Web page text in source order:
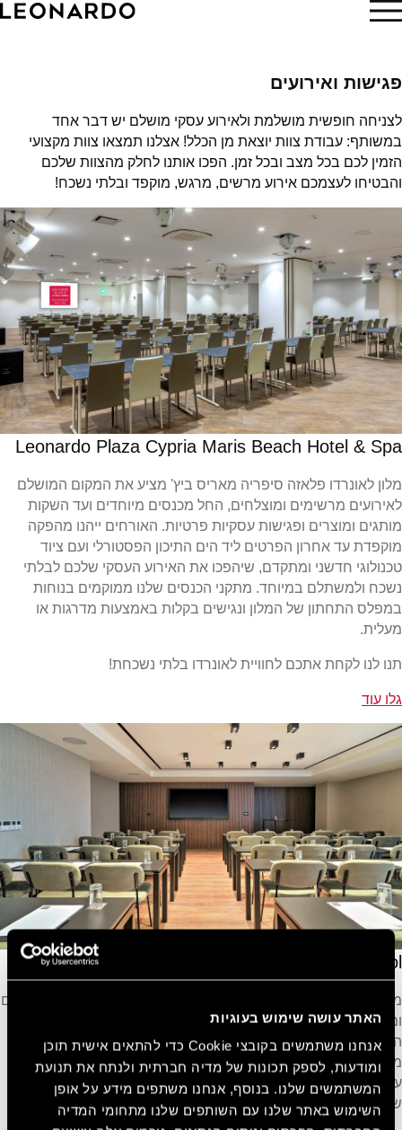
האתר עושה שימוש בעוגיות
אנחנו משתמשים בקובצי Cookie כדי להתאים אישית תוכן
ומודעות, לספק תכונות של מדיה חברתית ולנתח את תנועת
המשתמשים שלנו. בנוסף, אנחנו משתפים מידע על אופן
השימוש באתר שלנו עם השותפים שלנו מתחומי המדיה
פגישות ואירועים
לצניחה חופשית מושלמת ולאירוע עסקי מושלם יש דבר אחד
במשותף: עבודת צוות יוצאת מן הכלל! אצלנו תמצאו צוות מקצועי
הזמין לכם בכל מצב ובכל זמן. הפכו אותנו לחלק מהצוות שלכם
והבטיחו לעצמכם אירוע מרשים, מרגש, מוקפד ובלתי נשכח!
Leonardo Plaza Cypria Maris Beach Hotel & Spa
מלון לאונרדו פלאזה סיפריה מאריס ביץ' מציע את המקום המושלם
לאירועים מרשימים ומוצלחים, החל מכנסים מיוחדים ועד השקות
מותגים ומוצרים ופגישות עסקיות פרטיות. האורחים ייהנו מהפקה
מוקפדת עד אחרון הפרטים ליד הים התיכון הפסטורלי ועם ציוד
טכנולוגי חדשני ומתקדם, שיהפכו את האירוע העסקי שלכם לבלתי
נשכח ולמשתלם במיוחד. מתקני הכנסים שלנו ממוקמים בנוחות
במפלס התחתון של המלון ונגישים בקלות באמצעות מדרגות או
מעלית.
תנו לנו לקחת אתכם לחוויית לאונרדו בלתי נשכחת!
גלו עוד
NYX Hotel Limassol
מלון NYX לימסול מציע את המקום המושלם לאירוח אירועים חשובים
ומרשימים, מפגישות עסקיות וכנסים ועד השקות מותגים ומוצרים.
המלון שם דגש רב על הפרט הקטן ביותר בכדי להבטיח חוויה
מושלמת לכל אורח בלב העיר התוססת לימסול. אנו מספקים לכם
עזרים טכניים מתקדמים ושירות מוקפד של צוות האירועים המיומן
שלנו שייענה לכל צורך ובקשה.